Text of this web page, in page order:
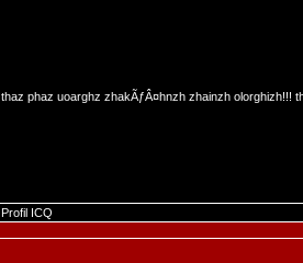
thaz phaz uoarghz zhakÃƒÂ¤hnzh zhainzh olorghizh!!!
Profil ICQ